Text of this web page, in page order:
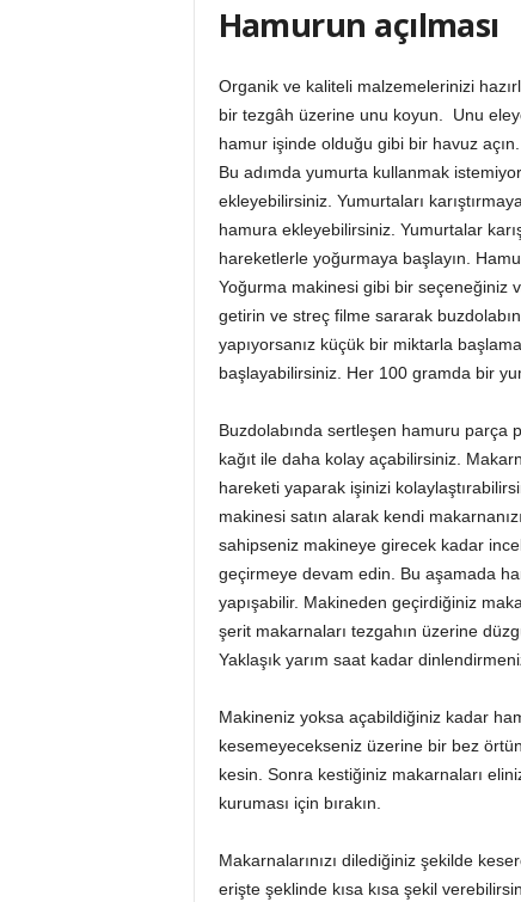
Hamurun açılması
Organik ve kaliteli malzemelerinizi
bir tezgâh üzerine unu koyun. Unu
hamur işinde olduğu gibi bir havuz açın.
Bu adımda yumurta kullanmak
ekleyebilirsiniz. Yumurtaları
hamura ekleyebilirsiniz. Yumurtalar
hareketlerle yoğurmaya başlayın.
Yoğurma makinesi gibi bir seçeneğiniz
getirin ve streç filme sararak
yapıyorsanız küçük bir miktarla
başlayabilirsiniz. Her 100 gramda bir
Buzdolabında sertleşen hamuru parça
kağıt ile daha kolay açabilirsiniz.
hareketi yaparak işinizi
makinesi satın alarak kendi
sahipseniz makineye girecek kadar
geçirmeye devam edin. Bu aşamada
yapışabilir. Makineden geçirdiğiniz
şerit makarnaları tezgahın üzerine
Yaklaşık yarım saat kadar
Makineniz yoksa açabildiğiniz kadar
kesemeyecekseniz üzerine bir bez
kesin. Sonra kestiğiniz makarnaları
kuruması için bırakın.
Makarnalarınızı dilediğiniz şekilde
erişte şeklinde kısa kısa şekil